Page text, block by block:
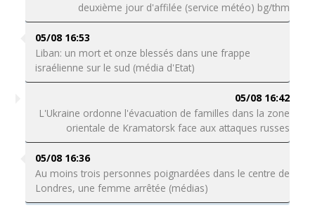
deuxième jour d'affilée (service météo) bg/thm
05/08 16:53
Liban: un mort et onze blessés dans une frappe
israélienne sur le sud (média d'Etat)
05/08 16:42
L'Ukraine ordonne l'évacuation de familles dans la zone
orientale de Kramatorsk face aux attaques russes
05/08 16:36
Au moins trois personnes poignardées dans le centre de
Londres, une femme arrêtée (médias)